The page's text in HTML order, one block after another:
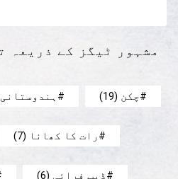
مشہور ٹیگز کے ذریعہ
چکن (19) ہندوستانی
رات کا کھانا (7)
ڈیپ فرائی (6)